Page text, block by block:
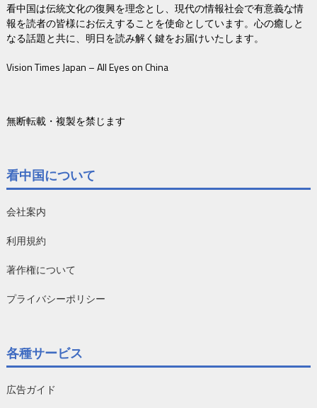
看中国は伝統文化の復興を理念とし、現代の情報社会で有意義な情
報を読者の皆様にお伝えすることを使命としています。心の癒しと
なる話題と共に、明日を読み解く鍵をお届けいたします。
Vision Times Japan – All Eyes on China
無断転載・複製を禁じます
看中国について
会社案内
利用規約
著作権について
プライバシーポリシー
各種サービス
広告ガイド